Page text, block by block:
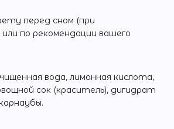
перед сном (при
по рекомендации вашего
вода, лимонная кислота,
сок (краситель), дигидрат